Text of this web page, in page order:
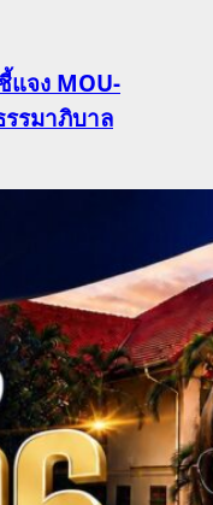
แจง MOU-
รมาภิบาล